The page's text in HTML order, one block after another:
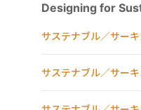
Designing for
サステナブル／サー
サステナブル／サー